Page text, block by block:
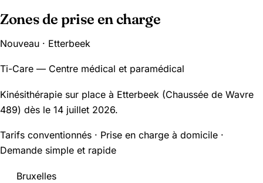
Zones de prise en charge
Nouveau · Etterbeek
Ti-Care — Centre médical et paramédical
Kinésithérapie sur place à Etterbeek (Chaussée de Wavre
489) dès le 14 juillet 2026.
Tarifs conventionnés · Prise en charge à domicile ·
Demande simple et rapide
Bruxelles